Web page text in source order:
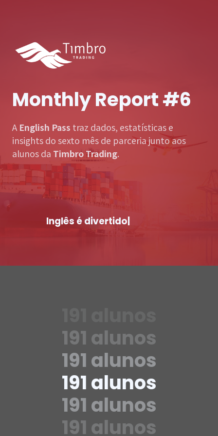
Monthly Report #6
A English Pass traz dados, estatísticas e
insights do sexto mês de parceria junto aos
alunos da Timbro Trading.
Inglês é diverti|
191 alunos
191 alunos
191 alunos
191 alunos
191 alunos